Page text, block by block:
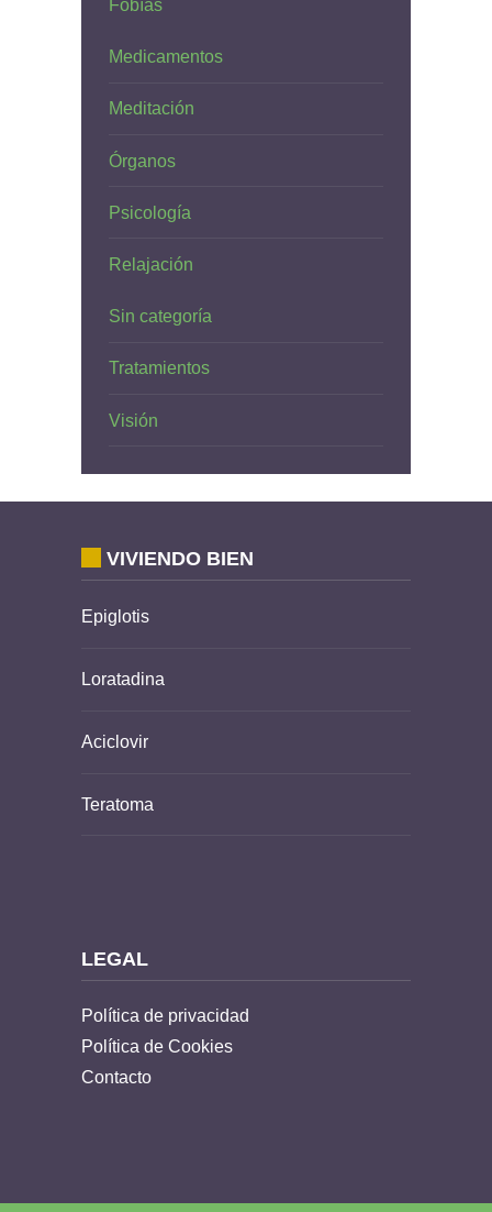
Fobías
Medicamentos
Meditación
Órganos
Psicología
Relajación
Sin categoría
Tratamientos
Visión
VIVIENDO BIEN
Epiglotis
Loratadina
Aciclovir
Teratoma
LEGAL
Política de privacidad
Política de Cookies
Contacto